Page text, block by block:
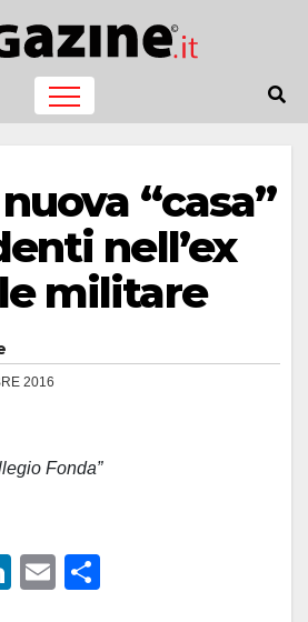
“casa”
nell’ex
militare
2016
Fonda”
Li
E